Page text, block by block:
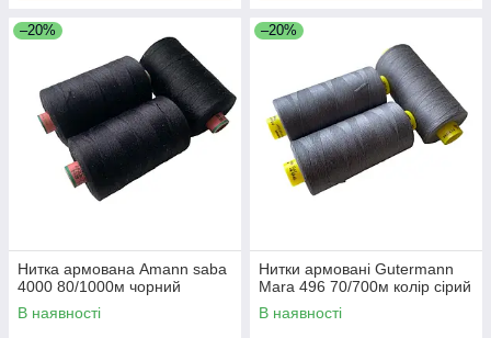
–20%
Нитка армована Amann saba
4000 80/1000м чорний
В наявності
–20%
Нитки армовані Gutermann
Mara 496 70/700м колір сірий
В наявності